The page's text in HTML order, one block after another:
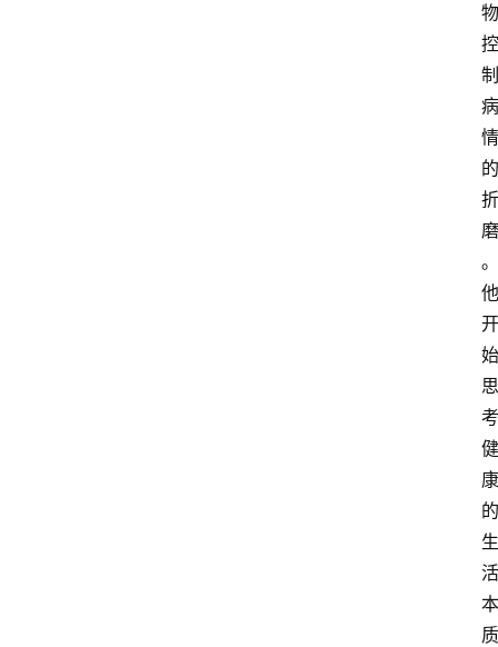
物
控
制
病
情
的
折
磨
。
他
开
始
思
考
健
康
的
生
活
本
质